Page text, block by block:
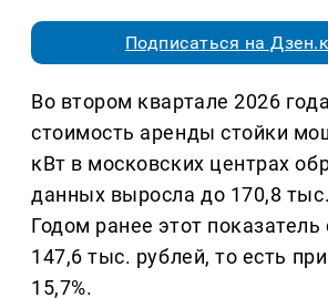
Подписаться на
Во втором квартале 2026
стоимость аренды стойки
кВт в московских центрах
данных выросла до 170,8
Годом ранее этот показатель
147,6 тыс. рублей, то есть
15,7%.